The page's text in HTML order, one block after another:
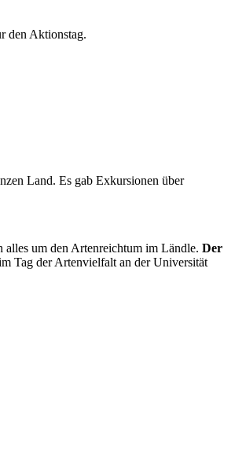
den Aktionstag.
Land. Es gab Exkursionen über
alles um den Artenreichtum im Ländle. Der
Tag der Artenvielfalt an der Universität